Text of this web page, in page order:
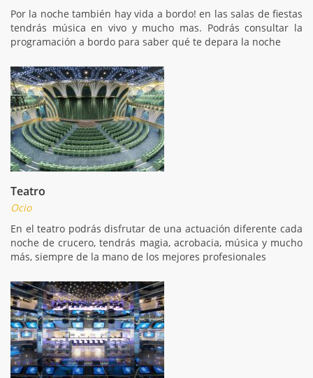
Por la noche también hay vida a bordo! en las salas de fiestas
tendrás música en vivo y mucho mas. Podrás consultar la
programación a bordo para saber qué te depara la noche
Teatro
Ocio
En el teatro podrás disfrutar de una actuación diferente cada
noche de crucero, tendrás magia, acrobacia, música y mucho
más, siempre de la mano de los mejores profesionales